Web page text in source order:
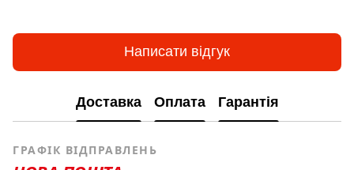
Написати відгук
Доставка Оплата Гарантія
ГРАФІК ВІДПРАВЛЕНЬ